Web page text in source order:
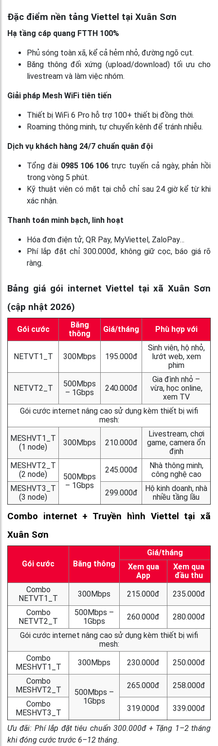
Đặc điểm nền tảng Viettel tại Xuân Sơn
Hạ tầng cáp quang FTTH 100%
Phủ sóng toàn xã, kể cả hẻm nhỏ, đường ngõ cụt.
Băng thông đối xứng (upload/download) tối ưu cho
livestream và làm việc nhóm.
Giải pháp Mesh WiFi tiên tiến
Thiết bị WiFi 6 Pro hỗ trợ 100+ thiết bị đồng thời.
Roaming thông minh, tự chuyển kênh để tránh nhiễu.
Dịch vụ khách hàng 24/7 chuẩn quân đội
Tổng đài 0985 106 106trực tuyến cả ngày, phản hồi
trong vòng 5 phút.
Kỹ thuật viên có mặt tại chỗ chỉ sau 24 giờ kể từ khi
xác nhận.
Thanh toán minh bạch, linh hoạt
Hóa đơn điện tử, QR Pay, MyViettel, ZaloPay…
Phí lắp đặt chỉ 300.000đ, không giữ cọc, báo giá rõ
ràng.
Bảng giá gói internet Viettel tại xã Xuân Sơn
(cập nhật 2026)
Gói cước
Băng
thông
Giá/tháng Phù hợp với
NETVT1_T 300Mbps 195.000đ
Sinh viên, hộ nhỏ,
lướt web, xem
phim
NETVT2_T
500Mbps
– 1Gbps
240.000đ
Gia đình nhỏ –
vừa, học online,
xem TV
Gói cước internet nâng cao sử dụng kèm thiết bị wifi
mesh:
MESHVT1_T
(1 node)
300Mbps 210.000đ
Livestream, chơi
game, camera ổn
định
MESHVT2_T
(2 node)
500Mbps
– 1Gbps
245.000đ
Nhà thông minh,
công nghệ cao
MESHVT3_T
(3 node)
299.000đ
Hộ kinh doanh, nhà
nhiều tầng lầu
Combo internet + Truyền hình Viettel tại xã
Xuân Sơn
Gói cước Băng thông
Giá/tháng
Xem qua
App
Xem qua
đầu thu
Combo
NETVT1_T
300Mbps 215.000đ
235.000đ
Combo
NETVT2_T
500Mbps –
1Gbps
260.000đ
280.000đ
Gói cước internet nâng cao sử dụng kèm thiết bị wifi
mesh:
Combo
MESHVT1_T
300Mbps 230.000đ
250.000đ
Combo
MESHVT2_T
500Mbps –
1Gbps
265.000đ
258.000đ
Combo
MESHVT3_T
319.000đ 339.000đ
Ưu đãi: Phí lắp đặt tiêu chuẩn 300.000đ + Tặng 1–2 tháng
khi đóng cước trước 6–12 tháng.